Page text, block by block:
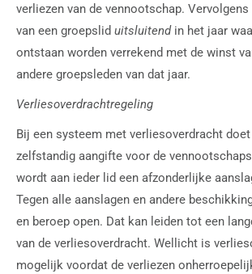
verliezen van de vennootschap.
van een groepslid uitsluitend in het jaar
ontstaan worden verrekend met de winst
andere groepsleden van dat jaar.
Verliesoverdrachtregeling
Bij een systeem met verliesoverdracht
zelfstandig aangifte voor de
wordt aan ieder lid een afzonderlijke
Tegen alle aanslagen en andere
en beroep open. Dat kan leiden tot een
van de verliesoverdracht. Wellicht is
mogelijk voordat de verliezen